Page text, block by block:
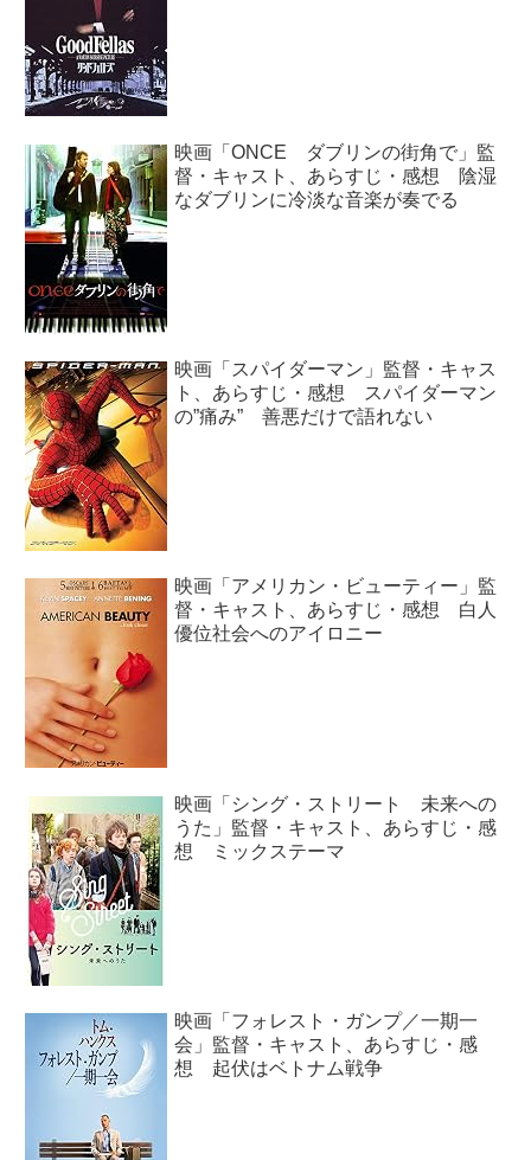
映画「ONCE ダブリンの街角で」監
督・キャスト、あらすじ・感想 陰湿
なダブリンに冷淡な音楽が奏でる
映画「スパイダーマン」監督・キャス
ト、あらすじ・感想 スパイダーマン
の”痛み” 善悪だけで語れない
映画「アメリカン・ビューティー」監
督・キャスト、あらすじ・感想 白人
優位社会へのアイロニー
映画「シング・ストリート 未来への
うた」監督・キャスト、あらすじ・感
想 ミックステーマ
映画「フォレスト・ガンプ／一期一
会」監督・キャスト、あらすじ・感
想 起伏はベトナム戦争